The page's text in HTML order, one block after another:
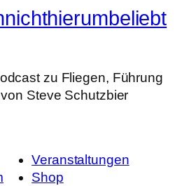
zu Fliegen, Führung
Steve Schutzbier
Veranstaltungen
Shop